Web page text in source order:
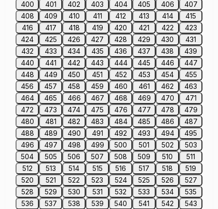
400 401 402 403 404 405 406
407
408
409 410 411 412 413 414
415
416
417 418 419 420 421 422
423
424
425 426 427 428 429 430
431
432
433 434 435 436 437 438
439
440
441 442 443 444 445 446
447
448
449 450 451 452 453 454
455
456
457 458 459 460 461 462
463
464
465 466 467 468 469 470
471
472
473 474 475 476 477 478
479
480
481 482 483 484 485 486
487
488
489 490 491 492 493 494
495
496
497 498 499 500 501 502
503
504
505 506 507 508 509 510
511
512
513 514 515 516 517 518
519
520
521 522 523 524 525 526
527
528
529 530 531 532 533 534
535
536
537 538 539 540 541 542
543